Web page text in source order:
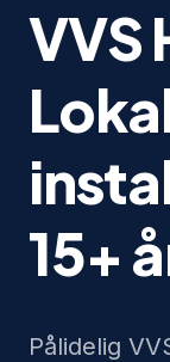
VVS
15+
Pålidelig